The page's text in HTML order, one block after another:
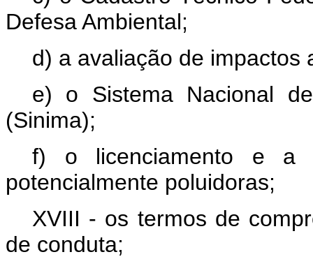
Defesa Ambiental;
d) a avaliação de impactos
e) o Sistema Nacional
(Sinima);
f) o licenciamento e a
potencialmente poluidoras;
XVIII - os termos de
de conduta;